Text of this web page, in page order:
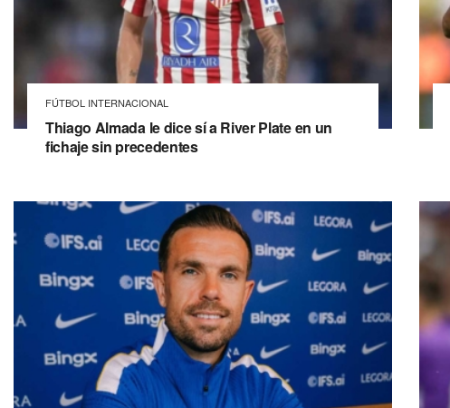
FÚTBOL INTERNACIONAL
Thiago Almada le dice sí a River Plate en un
fichaje sin precedentes